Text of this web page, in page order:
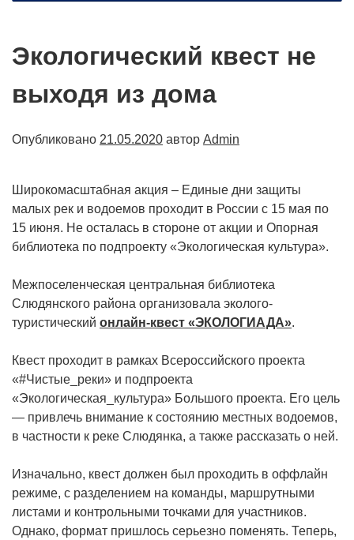
Экологический квест не
выходя из дома
Опубликовано 21.05.2020 автор Admin
Широкомасштабная акция – Единые дни защиты
малых рек и водоемов проходит в России с 15 мая по
15 июня. Не осталась в стороне от акции и Опорная
библиотека по подпроекту «Экологическая культура».
Межпоселенческая центральная библиотека
Слюдянского района организовала эколого-
туристический онлайн-квест «ЭКОЛОГИАДА».
Квест проходит в рамках Всероссийского проекта
«#Чистые_реки» и подпроекта
«Экологическая_культура» Большого проекта. Его цель
— привлечь внимание к состоянию местных водоемов,
в частности к реке Слюдянка, а также рассказать о ней.
Изначально, квест должен был проходить в оффлайн
режиме, с разделением на команды, маршрутными
листами и контрольными точками для участников.
Однако, формат пришлось серьезно поменять. Теперь,